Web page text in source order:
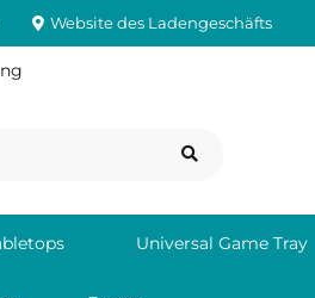
Website des Ladengeschäfts
Universal Game Tray